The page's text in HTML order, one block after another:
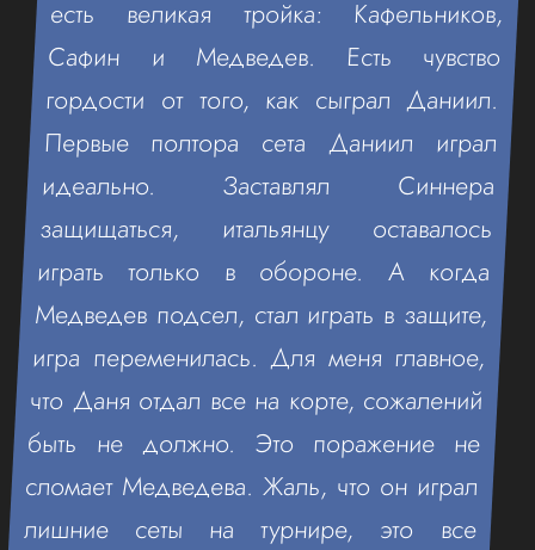
есть великая тройка: Кафельников,
Сафин и Медведев. Есть чувство
гордости от того, как сыграл Даниил.
Первые полтора сета Даниил играл
идеально. Заставлял Синнера
защищаться, итальянцу оставалось
играть только в обороне. А когда
Медведев подсел, стал играть в защите,
игра переменилась. Для меня главное,
что Даня отдал все на корте, сожалений
быть не должно. Это поражение не
сломает Медведева. Жаль, что он играл
лишние сеты на турнире, это все